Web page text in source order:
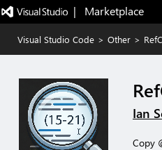
|   Marketplace
Visual Studio Code > Other >
Ian
Copy